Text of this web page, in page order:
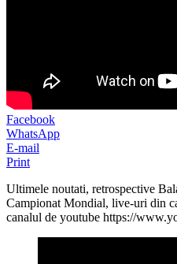
Facebook
WhatsApp
E-mail
Print
Ultimele noutati, retrospective
Campionat Mondial, live-uri din
canalul de youtube https://